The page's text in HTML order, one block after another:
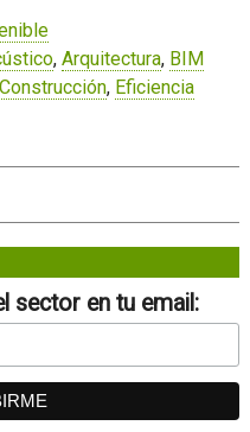
, Arquitectura, BIM
Construcción, Eficiencia
sector en tu email: